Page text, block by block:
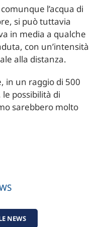
l’acqua di
si può tuttavia
in media a qualche
con un’intensità
alla distanza.
in un raggio di 500
possibilità di
sarebbero molto
NEWS